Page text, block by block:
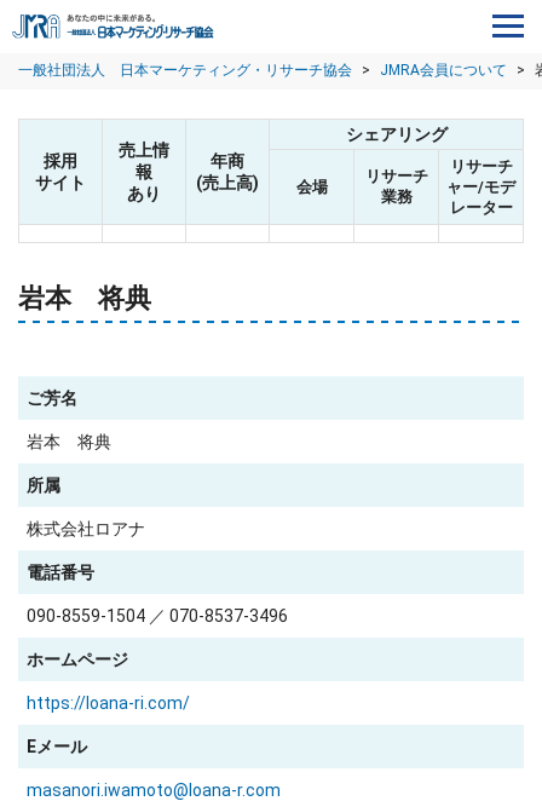
一般社団法人 日本マーケティング・リサーチ協会 > JMRA会員について >
採用
サイト
売上情
報
あり
年商
(売上高)
シェアリング
会場
リサーチ
業務
リサーチ
ャー/モデ
レーター
岩本 将典
ご芳名
岩本 将典
所属
株式会社ロアナ
電話番号
090-8559-1504 ／ 070-8537-3496
ホームページ
https://loana-ri.com/
Eメール
masanori.iwamoto@loana-r.com